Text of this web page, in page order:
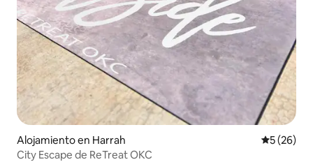
Alojamiento en Harrah
5 (26)
City Escape de ReTreat OKC